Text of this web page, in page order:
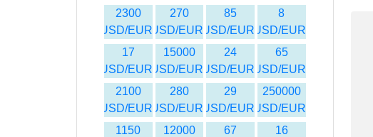
8
USD/EUR
85
USD/EUR
270
USD/EUR
2300
USD/EUR
65
USD/EUR
24
USD/EUR
15000
USD/EUR
17
USD/EUR
250000
USD/EUR
29
USD/EUR
280
USD/EUR
2100
USD/EUR
16
67
12000
1150